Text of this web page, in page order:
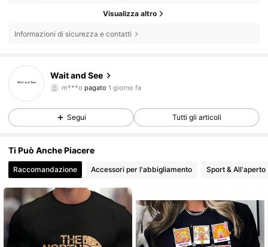
Visualizza altro
Informazioni di sicurezza e contatti
Wait and See
m***opagato1 giorno fa
M***m segue13 ore fa
4.84 16 Follower
4.84 16 Follower
Segui Tutti gli articoli
Ti Può Anche Piacere
Raccomandazione Accessori per l'abbigliamento Sport & All'aperto